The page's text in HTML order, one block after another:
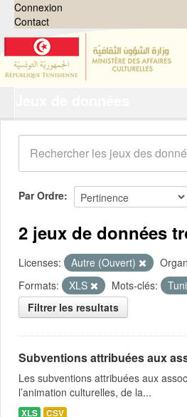
Connexion
Contact
Organisations
Groupes
Demandes 0
À propos
Par Ordre
2 jeux de données
Licenses: Autre (Ouvert)
Formats:
XLS Mots-clés:
Filtrer les resultats
Subventions attribuées aux
Les subventions attribuées aux
l’animation culturelles, de la...
XLS CSV